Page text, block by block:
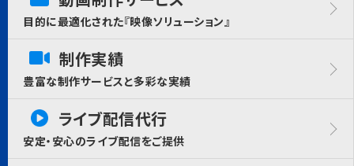
目的に最適化された『映像ソリューション』
制作実績
豊富な制作サービスと多彩な実績
ライブ配信代行
安定・安心のライブ配信をご提供